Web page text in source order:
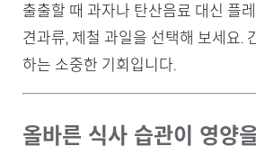
출출할 때 과자나 탄산음료 대신 플
견과류, 제철 과일을 선택해 보세요.
하는 소중한 기회입니다.
올바른 식사 습관이 영양